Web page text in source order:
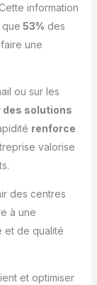
information
que 53% des
une
ou sur les
des solutions
renforce
valorise
des centres
à une
et de qualité
et optimiser